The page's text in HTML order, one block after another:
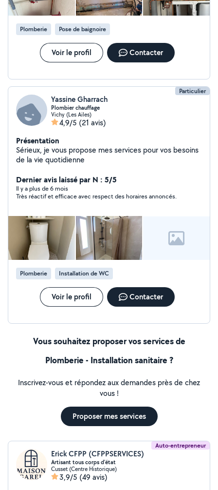
Plomberie Pose de baignoire
Voir le profil Contacter
Particulier
Yassine Gharrach
Plombier chauffage
Vichy (Les Ailes)
4,9/5 (21 avis)
Présentation
Sérieux, je vous propose mes services pour vos besoins
de la vie quotidienne
Dernier avis laissé par N : 5/5
Il y a plus de 6 mois
Très réactif et efficace avec respect des horaires annoncés.
Plomberie Installation de WC
Voir le profil Contacter
Vous souhaitez proposer vos services de
Plomberie - Installation sanitaire ?
Inscrivez-vous et répondez aux demandes près de chez
vous !
Proposer mes services
Auto-entrepreneur
Erick CFPP (CFPPSERVICES)
Artisant tous corps d'état
Cusset (Centre Historique)
3,9/5 (49 avis)